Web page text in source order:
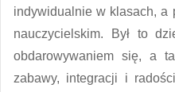
indywidualnie w klasach, a
nauczycielskim. Był to
obdarowywaniem się, a
zabawy, integracji i